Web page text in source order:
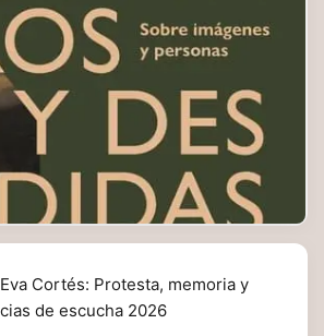
Cortés: Protesta, memoria y
de escucha 2026